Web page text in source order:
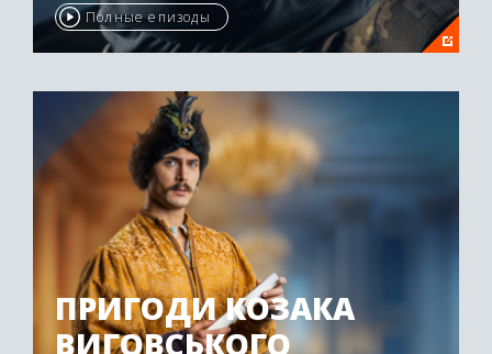
Полные епизоды
ПРИГОДИ КОЗАКА
ВИГОВСЬКОГО